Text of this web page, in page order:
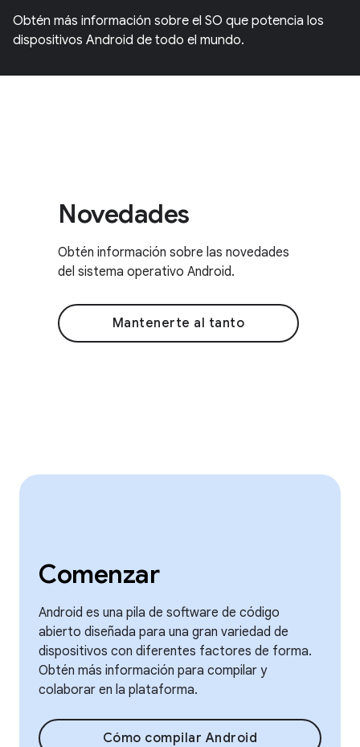
Obtén más información sobre el SO que potencia los
dispositivos Android de todo el mundo.
Novedades
Obtén información sobre las novedades
del sistema operativo Android.
Mantenerte al tanto
Comenzar
Android es una pila de software de código
abierto diseñada para una gran variedad de
dispositivos con diferentes factores de forma.
Obtén más información para compilar y
colaborar en la plataforma.
Cómo compilar Android